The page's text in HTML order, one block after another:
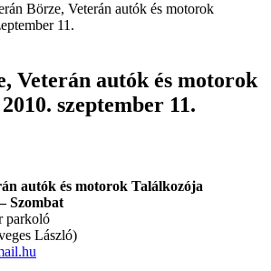
Börze, Veterán autók és motorok
11.
Veterán autók és motorok
szeptember 11.
autók és motorok Találkozója
Szombat
parkoló
László)